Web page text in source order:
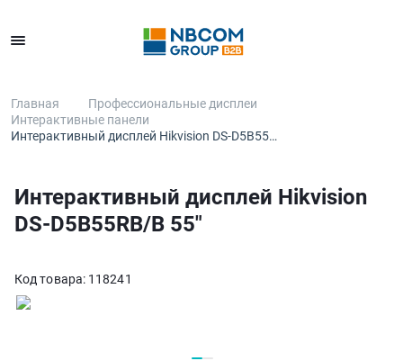
Главная
Профессиональные дисплеи
Интерактивные панели
Интерактивный дисплей Hikvision DS-D5B55…
Интерактивный дисплей Hikvision
DS-D5B55RB/B 55″
Код товара: 118241